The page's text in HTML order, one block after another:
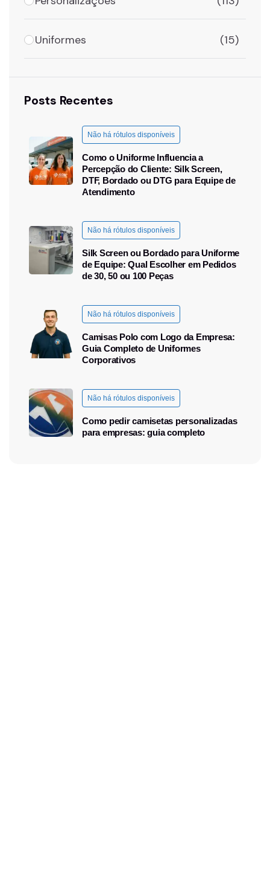
Uniformes (15)
Posts Recentes
Não há rótulos disponíveis
Como o Uniforme Influencia a
Percepção do Cliente: Silk Screen,
DTF, Bordado ou DTG para Equipe de
Atendimento
Não há rótulos disponíveis
Silk Screen ou Bordado para Uniforme
de Equipe: Qual Escolher em Pedidos
de 30, 50 ou 100 Peças
Não há rótulos disponíveis
Camisas Polo com Logo da Empresa:
Guia Completo de Uniformes
Corporativos
Não há rótulos disponíveis
Como pedir camisetas personalizadas
para empresas: guia completo